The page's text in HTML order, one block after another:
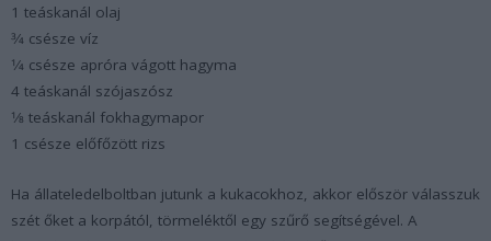
1 teáskanál olaj
3⁄4 csésze víz
1⁄4 csésze apróra vágott hagyma
4 teáskanál szójaszósz
1⁄8 teáskanál fokhagymapor
1 csésze előfőzött rizs
Ha állateledelboltban jutunk a kukacokhoz, akkor először válasszuk
szét őket a korpától, törmeléktől egy szűrő segítségével. A